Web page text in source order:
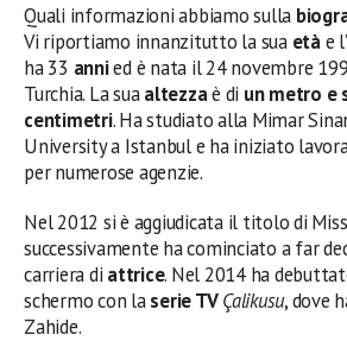
Quali informazioni abbiamo sulla
Vi riportiamo innanzitutto la sua etàe l’
ha 33 annied è nata il 24 novembre
Turchia. La suaaltezzaè di un metro e
centimetri. Ha studiato alla Mimar
University a Istanbul e ha iniziato
per numerose agenzie.
Nel 2012 si è aggiudicata il titolo di
successivamente ha cominciato a far
carriera di attrice. Nel 2014 ha
schermo con laserie TVÇalikusu, dove
Zahide.